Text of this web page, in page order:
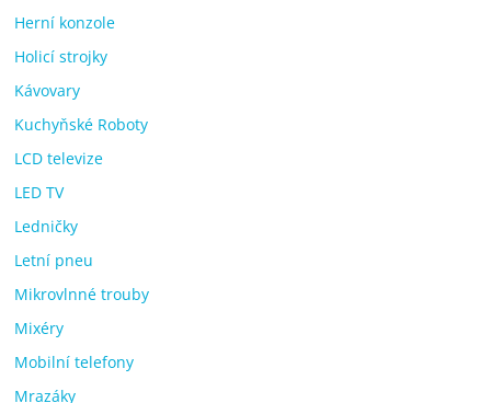
Herní konzole
Holicí strojky
Kávovary
Kuchyňské Roboty
LCD televize
LED TV
Ledničky
Letní pneu
Mikrovlnné trouby
Mixéry
Mobilní telefony
Mrazáky